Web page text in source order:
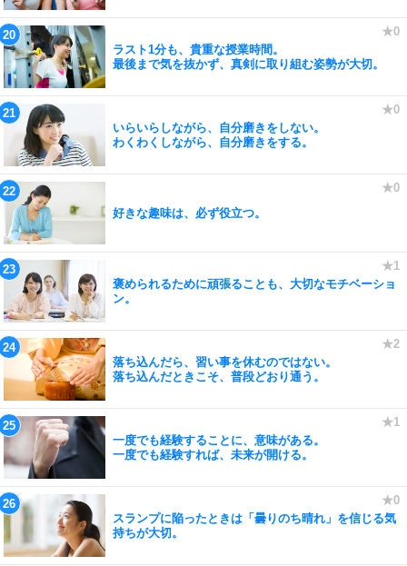
ラスト1分も、貴重な授業時間。
最後まで気を抜かず、真剣に取り組む姿勢が大切。
いらいらしながら、自分磨きをしない。
わくわくしながら、自分磨きをする。
好きな趣味は、必ず役立つ。
褒められるために頑張ることも、大切なモチベーショ
ン。
落ち込んだら、習い事を休むのではない。
落ち込んだときこそ、普段どおり通う。
一度でも経験することに、意味がある。
一度でも経験すれば、未来が開ける。
スランプに陥ったときは「曇りのち晴れ」を信じる気
持ちが大切。